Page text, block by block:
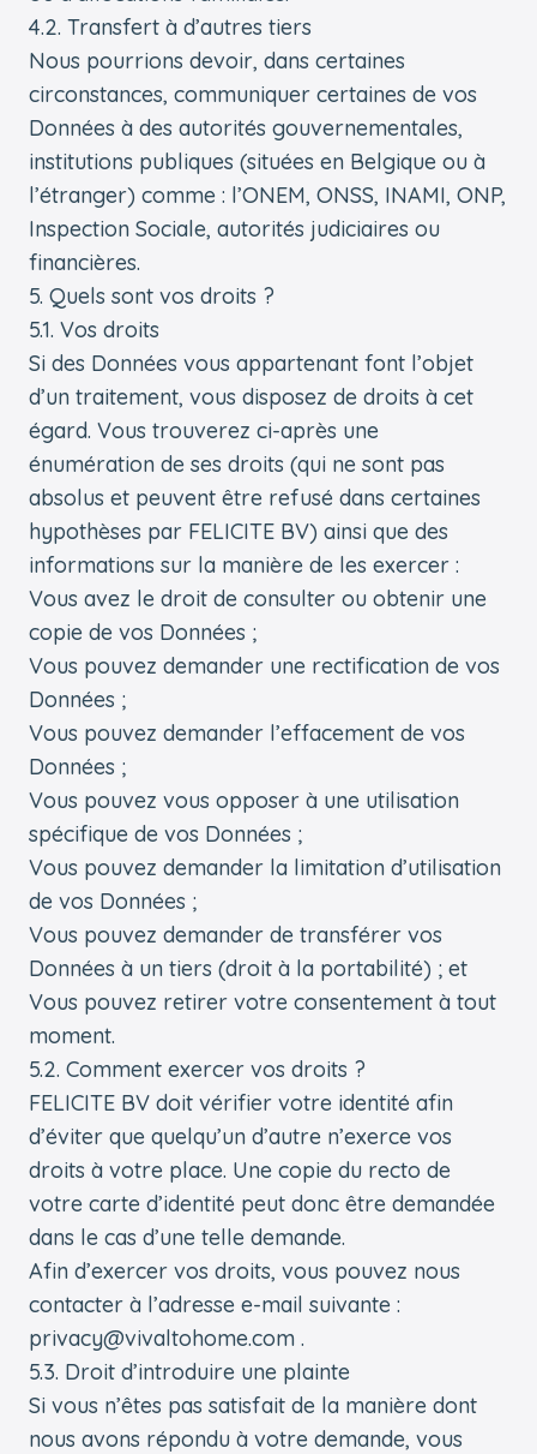
4.2. Transfert à d’autres tiers
Nous pourrions devoir, dans certaines
circonstances, communiquer certaines de vos
Données à des autorités gouvernementales,
institutions publiques (situées en Belgique ou à
l’étranger) comme : l’ONEM, ONSS, INAMI, ONP,
Inspection Sociale, autorités judiciaires ou
financières.
5. Quels sont vos droits ?
5.1. Vos droits
Si des Données vous appartenant font l’objet
d’un traitement, vous disposez de droits à cet
égard. Vous trouverez ci-après une
énumération de ses droits (qui ne sont pas
absolus et peuvent être refusé dans certaines
hypothèses par FELICITE BV) ainsi que des
informations sur la manière de les exercer :
Vous avez le droit de consulter ou obtenir une
copie de vos Données ;
Vous pouvez demander une rectification de vos
Données ;
Vous pouvez demander l’effacement de vos
Données ;
Vous pouvez vous opposer à une utilisation
spécifique de vos Données ;
Vous pouvez demander la limitation d’utilisation
de vos Données ;
Vous pouvez demander de transférer vos
Données à un tiers (droit à la portabilité) ; et
Vous pouvez retirer votre consentement à tout
moment.
5.2. Comment exercer vos droits ?
FELICITE BV doit vérifier votre identité afin
d’éviter que quelqu’un d’autre n’exerce vos
droits à votre place. Une copie du recto de
votre carte d’identité peut donc être demandée
dans le cas d’une telle demande.
Afin d’exercer vos droits, vous pouvez nous
contacter à l’adresse e-mail suivante :
privacy@vivaltohome.com .
5.3. Droit d’introduire une plainte
Si vous n’êtes pas satisfait de la manière dont
nous avons répondu à votre demande, vous